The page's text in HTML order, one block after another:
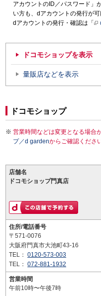
アカウントのID／パスワード」
い方も、dアカウントの発行が可
dアカウントの発行・確認は「
ドコモショップを表示
量販店などを表示
ドコモショップ
営業時間などは変更となる場合
プ／d gardenからご確認ください
店舗名
ドコモショップ門真店
住所/電話番号
〒571-0076
大阪府門真市大池町43-16
TEL： 0120-573-003
TEL： 072-881-1932
営業時間
午前10時〜午後7時